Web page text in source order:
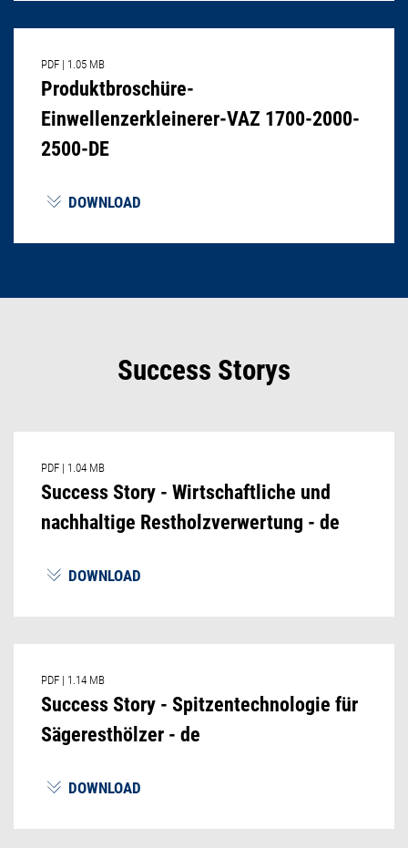
PDF | 1.05 MB
Produktbroschüre-
Einwellenzerkleinerer-VAZ 1700-2000-
2500-DE
DOWNLOAD
Success Storys
PDF | 1.04 MB
Success Story - Wirtschaftliche und
nachhaltige Restholzverwertung - de
DOWNLOAD
PDF | 1.14 MB
Success Story - Spitzentechnologie für
Sägeresthölzer - de
DOWNLOAD